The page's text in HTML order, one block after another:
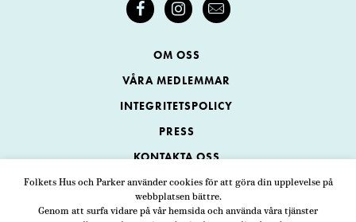
Folkets Hus och Parker använder cookies för att göra din upplevelse på
webbplatsen bättre.
Genom att surfa vidare på vår hemsida och använda våra tjänster
OM OSS
VÅRA MEDLEMMAR
INTEGRITETSPOLICY
PRESS
KONTAKTA OSS
Folkets Hus och Parker